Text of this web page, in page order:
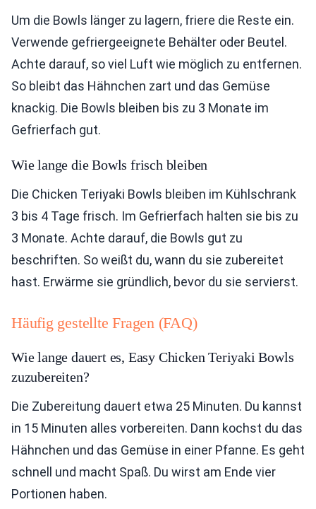
Um die Bowls länger zu lagern, friere die Reste ein.
Verwende gefriergeeignete Behälter oder Beutel.
Achte darauf, so viel Luft wie möglich zu entfernen.
So bleibt das Hähnchen zart und das Gemüse
knackig. Die Bowls bleiben bis zu 3 Monate im
Gefrierfach gut.
Wie lange die Bowls frisch bleiben
Die Chicken Teriyaki Bowls bleiben im Kühlschrank
3 bis 4 Tage frisch. Im Gefrierfach halten sie bis zu
3 Monate. Achte darauf, die Bowls gut zu
beschriften. So weißt du, wann du sie zubereitet
hast. Erwärme sie gründlich, bevor du sie servierst.
Häufig gestellte Fragen (FAQ)
Wie lange dauert es, Easy Chicken Teriyaki Bowls
zuzubereiten?
Die Zubereitung dauert etwa 25 Minuten. Du kannst
in 15 Minuten alles vorbereiten. Dann kochst du das
Hähnchen und das Gemüse in einer Pfanne. Es geht
schnell und macht Spaß. Du wirst am Ende vier
Portionen haben.